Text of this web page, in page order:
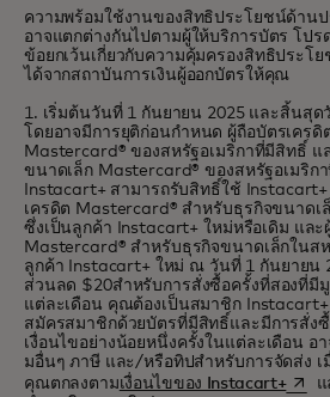
ความพร้อมใช้งานของสิทธิประโยชน์ด้าน
อาจแตกต่างกันไปตามผู้ให้บริการบัตร โป
ข้อยกเว้นเกี่ยวกับความคุ้มครองสิทธิประโ
ได้จากสถาบันการเงินผู้ออกบัตรให้คุณ
1. เริ่มต้นวันที่ 1 กันยายน 2025 และสิ้นสุด
โดยอาจมีการยุติก่อนกำหนด ผู้ถือบัตรเครดิ
Mastercard® ของสหรัฐอเมริกาที่มีสิทธิ์ แ
ขนาดเล็ก Mastercard® ของสหรัฐอเมริก
Instacart+ สามารถรับสิทธิ์ใช้
เครดิต Mastercard® สำหรับธุรกิจขนาดเ
ซึ่งเป็นลูกค้า Instacart+ ใหม่หรือเดิม และ
Mastercard® สำหรับธุรกิจขนาดเล็กในส
ลูกค้า Instacart+ ใหม่ ณ วันที่ 1 กันยายน
ส่วนลด $20สำหรับการสั่งซื้อครั้งที่สองที่มี
แต่ละเดือน คุณต้องเป็นสมาชิก
สมัครสมาชิกด้วยบัตรที่มีสิทธิ์และมีการสั่ง
เงื่อนไขอย่างน้อยหนึ่งครั้งในแต่ละเดือน อ
มอื่นๆ ภาษี และ/หรือทิปสำหรับการจัดส่ง เ
คุณตกลงตามเงื่อนไขของ Instacart+